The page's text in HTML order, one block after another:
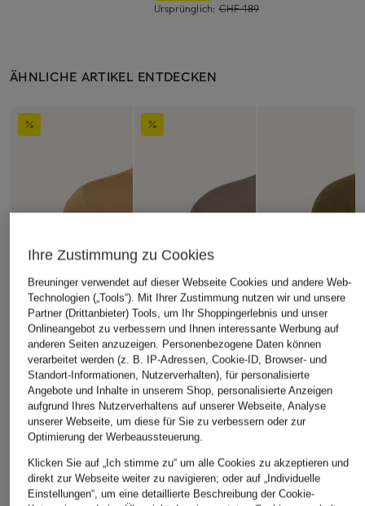
Ursprünglich:CHF 189
ÄHNLICHE ARTIKEL ENTDECKEN
Ihre Zustimmung zu Cookies
Breuninger verwendet auf dieser Webseite Cookies und andere Web-
Technologien („Tools“). Mit Ihrer Zustimmung nutzen wir und unsere
Partner (Drittanbieter) Tools, um Ihr Shoppingerlebnis und unser
Onlineangebot zu verbessern und Ihnen interessante Werbung auf
anderen Seiten anzuzeigen. Personenbezogene Daten können
verarbeitet werden (z. B. IP-Adressen, Cookie-ID, Browser- und
Standort-Informationen, Nutzerverhalten), für personalisierte
Angebote und Inhalte in unserem Shop, personalisierte Anzeigen
aufgrund Ihres Nutzerverhaltens auf unserer Webseite, Analyse
unserer Webseite, um diese für Sie zu verbessern oder zur
Optimierung der Werbeaussteuerung.
Klicken Sie auf „Ich stimme zu“ um alle Cookies zu akzeptieren und
direkt zur Webseite weiter zu navigieren; oder auf „Individuelle
Einstellungen“, um eine detaillierte Beschreibung der Cookie-